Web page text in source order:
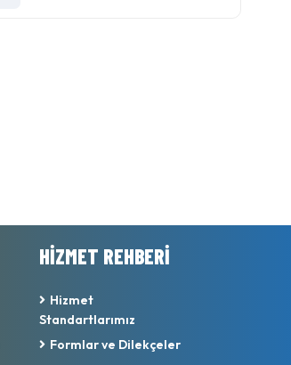
HİZMET REHBERİ
Hizmet
Standartlarımız
Formlar ve Dilekçeler